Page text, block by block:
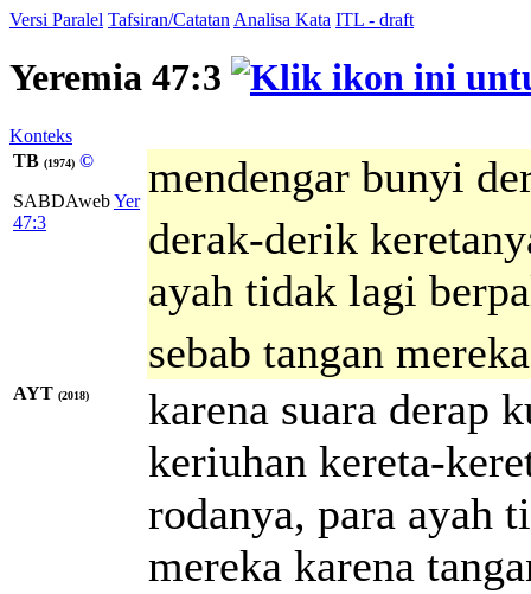
Versi Paralel Tafsiran/Catatan Analisa Kata ITL - draft
Yeremia 47:3
Konteks
TB (1974) ©
SABDAwebYer
47:3
mendengar bunyi
derak-derik
ayah tidak lagi
sebab tangan
AYT (2018)
karena suara derap
keriuhan kereta-
rodanya, para ayah
mereka karena